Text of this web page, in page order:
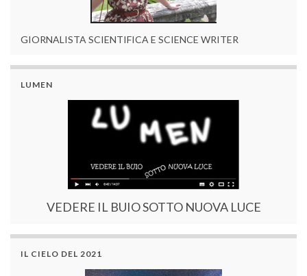
GIORNALISTA SCIENTIFICA E SCIENCE WRITER
LUMEN
VEDERE IL BUIO SOTTO NUOVA LUCE
IL CIELO DEL 2021